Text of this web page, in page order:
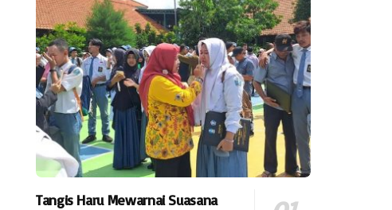
Tangis Haru Mewarnai Suasana